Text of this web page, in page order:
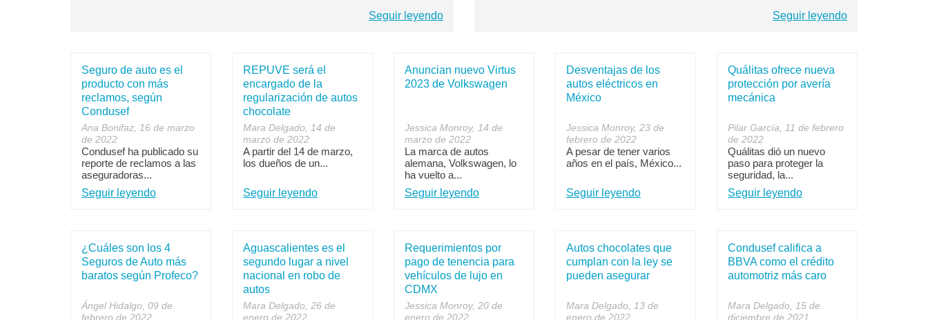
Seguir leyendo
Seguir leyendo
Seguro de auto es el
producto con más
reclamos, según
Condusef
Ana Bonifaz, 16 de marzo
de 2022
Condusef ha publicado su
reporte de reclamos a las
aseguradoras...
Seguir leyendo
REPUVE será el
encargado de la
regularización de autos
chocolate
Mara Delgado, 14 de
marzo de 2022
A partir del 14 de marzo,
los dueños de un...
Seguir leyendo
Anuncian nuevo Virtus
2023 de Volkswagen
Jessica Monroy, 14 de
marzo de 2022
La marca de autos
alemana, Volkswagen, lo
ha vuelto a...
Seguir leyendo
Desventajas de los
autos eléctricos en
México
Jessica Monroy, 23 de
febrero de 2022
A pesar de tener varios
años en el país, México...
Seguir leyendo
Quálitas ofrece nueva
protección por avería
mecánica
Pilar García, 11 de febrero
de 2022
Quálitas dió un nuevo
paso para proteger la
seguridad, la...
Seguir leyendo
¿Cuáles son los 4
Seguros de Auto más
baratos según Profeco?
Ángel Hidalgo, 09 de
febrero de 2022
Aguascalientes es el
segundo lugar a nivel
nacional en robo de
autos
Mara Delgado, 26 de
enero de 2022
Requerimientos por
pago de tenencia para
vehículos de lujo en
CDMX
Jessica Monroy, 20 de
enero de 2022
Autos chocolates que
cumplan con la ley se
pueden asegurar
Mara Delgado, 13 de
enero de 2022
Condusef califica a
BBVA como el crédito
automotriz más caro
Mara Delgado, 15 de
diciembre de 2021